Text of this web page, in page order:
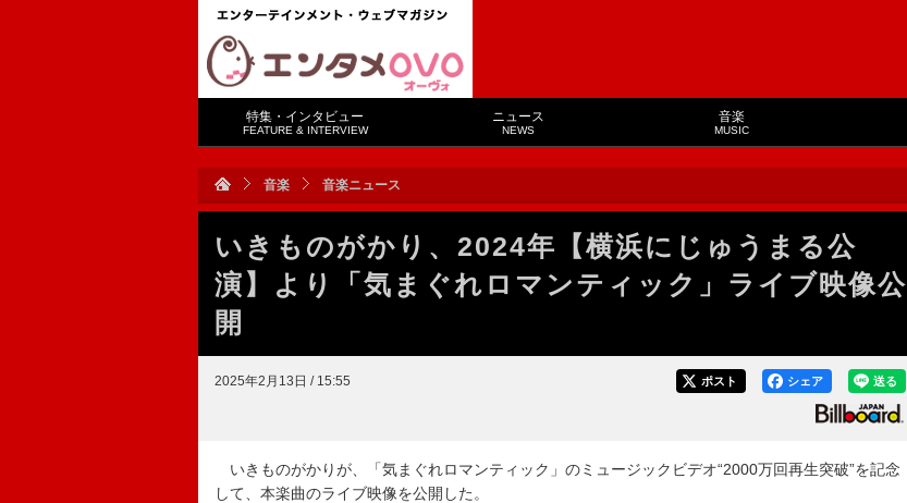
特集・インタビュー
FEATURE & INTERVIEW
ニュース
NEWS
音楽
MUSIC
音楽 音楽ニュース
いきものがかり、2024年【横浜にじゅうまる公
演】より「気まぐれロマンティック」ライブ映像公
開
2025年2月13日 / 15:55 送る
シェア
ポスト
いきものがかりが、「気まぐれロマンティック」のミュージックビデオ“2000万回再生突破”を記念
して、本楽曲のライブ映像を公開した。